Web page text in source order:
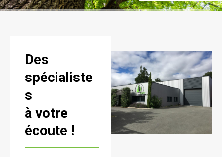
Des
spécialiste
s
à votre
écoute !